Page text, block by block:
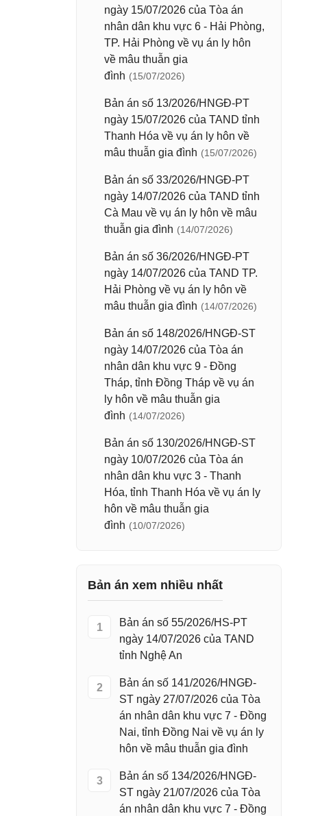
ngày 15/07/2026 của Tòa án
nhân dân khu vực 6 - Hải Phòng,
TP. Hải Phòng về vụ án ly hôn
về mâu thuẫn gia
đình (15/07/2026)
Bản án số 13/2026/HNGĐ-PT
ngày 15/07/2026 của TAND tỉnh
Thanh Hóa về vụ án ly hôn về
mâu thuẫn gia đình (15/07/2026)
Bản án số 33/2026/HNGĐ-PT
ngày 14/07/2026 của TAND tỉnh
Cà Mau về vụ án ly hôn về mâu
thuẫn gia đình (14/07/2026)
Bản án số 36/2026/HNGĐ-PT
ngày 14/07/2026 của TAND TP.
Hải Phòng về vụ án ly hôn về
mâu thuẫn gia đình (14/07/2026)
Bản án số 148/2026/HNGĐ-ST
ngày 14/07/2026 của Tòa án
nhân dân khu vực 9 - Đồng
Tháp, tỉnh Đồng Tháp về vụ án
ly hôn về mâu thuẫn gia
đình (14/07/2026)
Bản án số 130/2026/HNGĐ-ST
ngày 10/07/2026 của Tòa án
nhân dân khu vực 3 - Thanh
Hóa, tỉnh Thanh Hóa về vụ án ly
hôn về mâu thuẫn gia
đình (10/07/2026)
Bản án xem nhiều nhất
1
Bản án số 55/2026/HS-PT
ngày 14/07/2026 của TAND
tỉnh Nghệ An
2
Bản án số 141/2026/HNGĐ-
ST ngày 27/07/2026 của Tòa
án nhân dân khu vực 7 - Đồng
Nai, tỉnh Đồng Nai về vụ án ly
hôn về mâu thuẫn gia đình
3
Bản án số 134/2026/HNGĐ-
ST ngày 21/07/2026 của Tòa
án nhân dân khu vực 7 - Đồng